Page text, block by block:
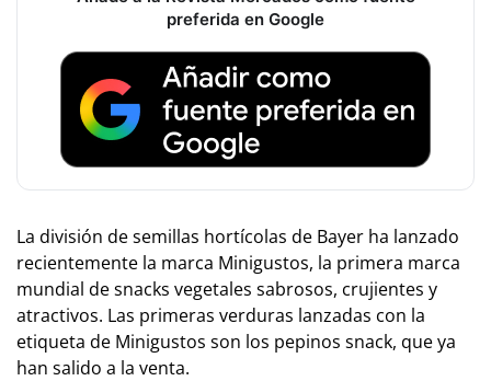
preferida en Google
La división de semillas hortícolas de Bayer ha lanzado
recientemente la marca Minigustos, la primera marca
mundial de snacks vegetales sabrosos, crujientes y
atractivos. Las primeras verduras lanzadas con la
etiqueta de Minigustos son los pepinos snack, que ya
han salido a la venta.